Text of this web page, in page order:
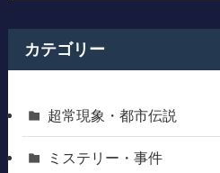
カテゴリー
超常現象・都市伝説
ミステリー・事件